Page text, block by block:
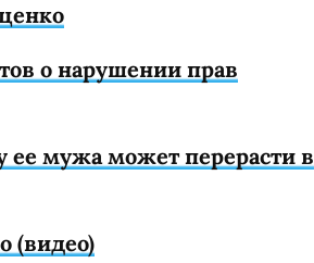
о нарушении прав
ее мужа может перерасти в
(видео)